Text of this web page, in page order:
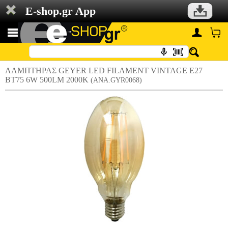
E-shop.gr App
ΛΑΜΠΤΗΡΑΣ GEYER LED FILAMENT VINTAGE E27
BT75 6W 500LM 2000K (ANA.GYR0068)